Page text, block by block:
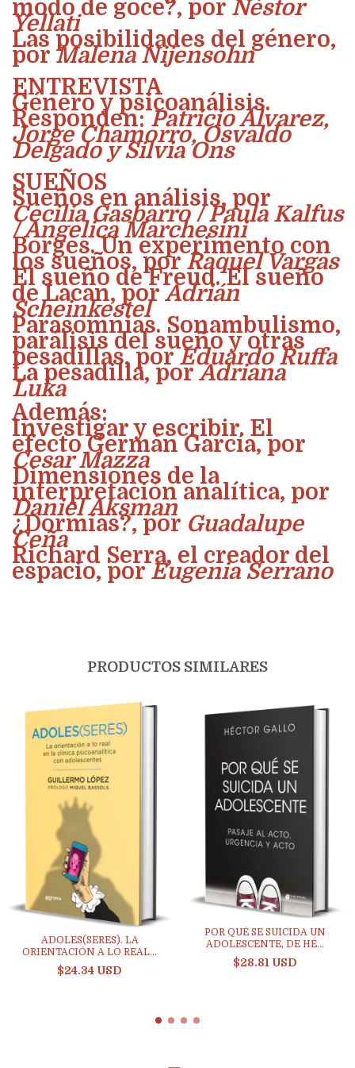
modo de goce?, por Néstor
Yellati
Las posibilidades del género,
por Malena Nijensohn
ENTREVISTA
Género y psicoanálisis.
Responden:Patricio Álvarez,
Jorge Chamorro, Osvaldo
Delgado y Silvia Ons
SUEÑOS
Sueños en análisis, por
Cecilia Gasbarro / Paula Kalfus
/ Angelica Marchesini
Borges. Un experimento con
los sueños, porRaquel Vargas
El sueño de Freud. El sueño
de Lacan, porAdrián
Scheinkestel
Parasomnias. Sonambulismo,
parálisis del sueño y otras
pesadillas, porEduardo Ruffa
La pesadilla, porAdriana
Luka
Además:
Investigar y escribir. El
efecto Germán García, por
Cesar Mazza
Dimensiones de la
interpretación analítica, por
Daniel Aksman
¿Dormías?, por Guadalupe
Ceña
Richard Serra, el creador del
espacio, porEugenia Serrano
PRODUCTOS SIMILARES
ADOLES(SERES). LA
ORIENTACIÓN A LO REAL...
$24.34 USD
POR QUÉ SE SUICIDA UN
ADOLESCENTE, DE HÉ...
$28.81 USD